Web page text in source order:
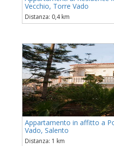
Vecchio, Torre Vado
Distanza: 0,4 km
Appartamento in affitto a
Vado, Salento
Distanza: 1 km